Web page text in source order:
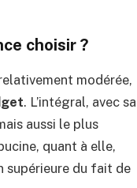
choisir ?
modérée,
. L’intégral, avec sa
aussi le plus
quant à elle,
supérieure du fait de